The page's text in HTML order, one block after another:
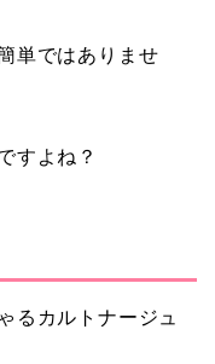
単ではありませ
すよね？
るカルトナージュ